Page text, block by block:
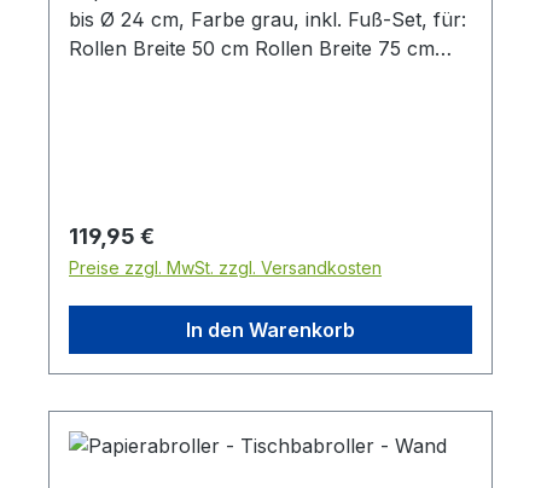
bis Ø 24 cm, Farbe grau, inkl. Fuß-Set, für:
Rollen Breite 50 cm Rollen Breite 75 cm
Regulärer Preis:
119,95 €
Preise zzgl. MwSt. zzgl. Versandkosten
In den Warenkorb